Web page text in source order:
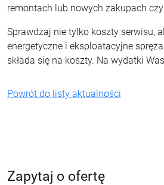
remontach lub nowych zakupach
Sprawdzaj nie tylko koszty serwisu,
energetyczne i eksploatacyjne
składa się na koszty. Na wydatki
Powrót do listy aktualności
Zapytaj o ofertę